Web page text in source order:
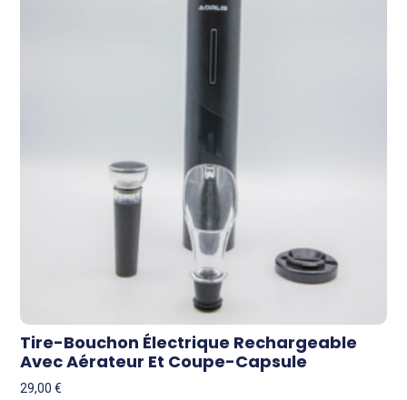
Tire-Bouchon Électrique Rechargeable
Avec Aérateur Et Coupe-Capsule
29,00€